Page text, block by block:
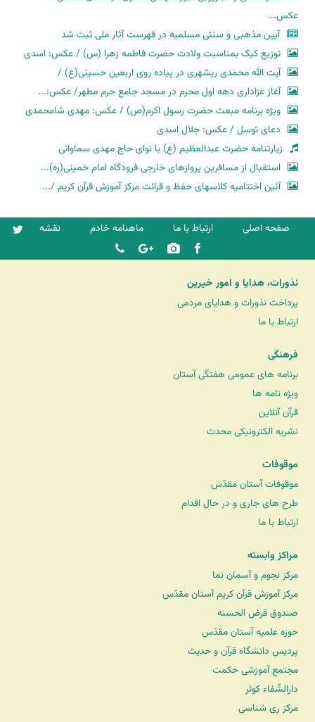
عکس...
آیین مذهبی و سنتی مسلمیه در فهرست آثار ملی ثبت شد
توزیع کیک بمناسبت ولادت حضرت فاطمه زهرا (س) / عکس: اسدی
آیت الله محمدی ریشهری در پیاده روی اربعین حسینی(ع) /
آغاز عزاداری دهه اول محرم در مسجد جامع حرم مطهر/ عکس:...
ویژه برنامه مبعث حضرت رسول اکرم(ص) / عکس: مهدی شامحمدی
دعای توسل / عکس: جلال اسدی
زیارتنامه حضرت عبدالعظیم (ع) با نوای حاج مهدی سماواتی
استقبال از مسافرین پروازهای خارجی فرودگاه امام خمینی(ره)...
آئین اختتامیه کلاسهای حفظ و قرائت مرکز آموزش قرآن کریم /...
صفحه اصلی ارتباط با ما ماهنامه خادم نقشه
نذورات، هدایا و امور خیرین
پرداخت نذورات و هدایای مردمی
ارتباط با ما
فرهنگی
برنامه های عمومی هفتگی آستان
ویژه نامه ها
قرآن آنلاین
نشریه الکترونیکی محدث
موقوفات
موقوفات آستان مقدّس
طرح های جاری و در حال اقدام
ارتباط با ما
مراکز وابسته
مرکز نجوم و آسمان نما
مرکز آموزش قرآن کریم آستان مقدّس
صندوق قرض الحسنه
حوزه علمیه آستان مقدّس
پردیس دانشگاه قرآن و حدیث
مجتمع آموزشی حکمت
دارالشّفاء کوثر
مرکز ری شناسی